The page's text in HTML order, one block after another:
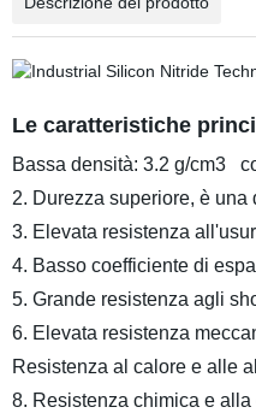
Le caratteristiche
Bassa densità: 3.2 g/cm3
2. Durezza superiore, è
3. Elevata resistenza
4. Basso coefficiente di
5. Grande resistenza agli
6. Elevata resistenza
Resistenza al calore e alle
8. Resistenza chimica e